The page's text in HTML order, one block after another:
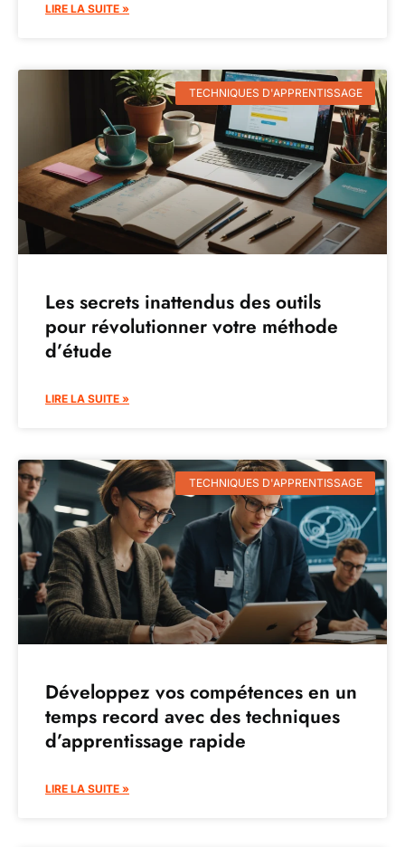
LIRE LA SUITE »
TECHNIQUES D'APPRENTISSAGE
Les secrets inattendus des outils
pour révolutionner votre méthode
d’étude
LIRE LA SUITE »
TECHNIQUES D'APPRENTISSAGE
Développez vos compétences en un
temps record avec des techniques
d’apprentissage rapide
LIRE LA SUITE »